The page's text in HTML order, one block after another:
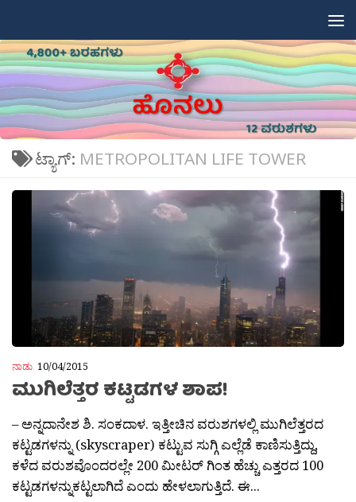
ಟ್ಯಾಗ್: METROPOLITAN LIFE TOWER
ನಾಡು 10/04/2015
ಮುಗಿಲೆತ್ತರ ಕಟ್ಟಡಗಳ ಶಾಪ!
– ಅನ್ನದಾನೇಶ ಶಿ. ಸಂಕದಾಳ. ಇತ್ತೀಚಿನ ವರುಶಗಳಲ್ಲಿ ಮುಗಿಲೆತ್ತರದ
ಕಟ್ಟಡಗಳನ್ನು (skyscraper) ಕಟ್ಟುವ ಸುಗ್ಗಿ ಎಲ್ಲೆಡೆ ಕಾಣಿಸುತ್ತಿದ್ದು,
ಕಳೆದ ವರುಶವೊಂದರಲ್ಲೇ 200 ಮೀಟರ್ ಗಿಂತ ಹೆಚ್ಚು ಎತ್ತರದ 100
ಕಟ್ಟಡಗಳನ್ನುಕಟ್ಟಲಾಗಿದೆ ಎಂದು ಹೇಳಲಾಗುತ್ತಿದೆ. ಈ...